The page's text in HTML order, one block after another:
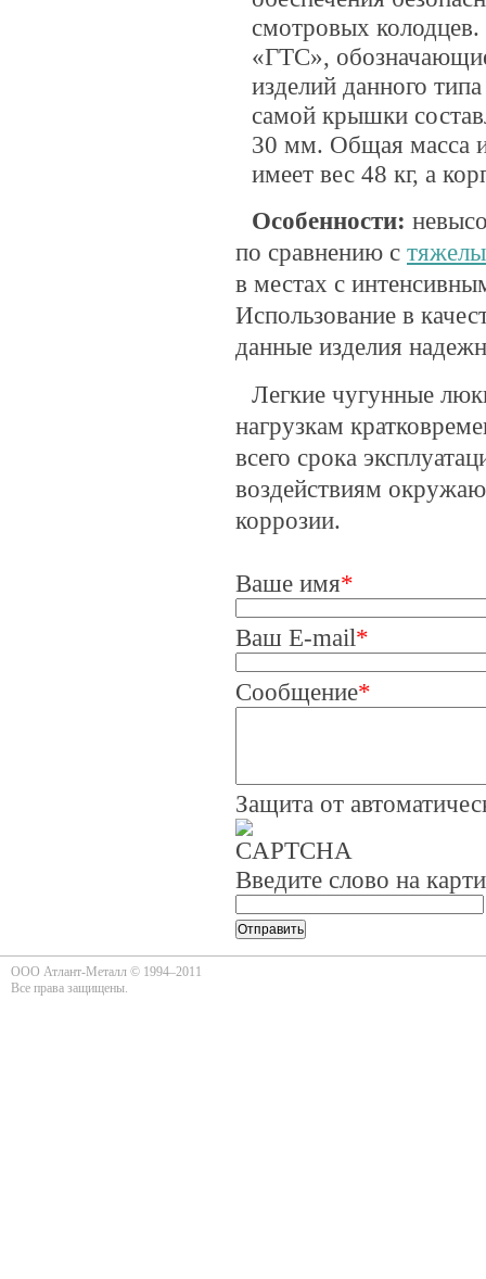
смотровых
«ГТС»,
изделий данного
самой крышки
30 мм. Общая масса
имеет вес 48 кг, а
Особенности:
по сравнению с
в местах с
Использование в
данные изделия
Легкие чугунные
нагрузкам
всего срока
воздействиям
коррозии.
Ваше имя*
Ваш E-mail*
Сообщение*
Защита от
Введите слово на
ООО Атлант-Металл © 1994–2011
Все права защищены.